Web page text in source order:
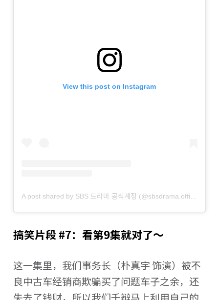
View this post on Instagram
搞笑片段 #7：看第9集就对了～
这一集里，我们事务长（朴真宇 饰演）被不
良中古车经销商欺骗买了问题车子之余，还